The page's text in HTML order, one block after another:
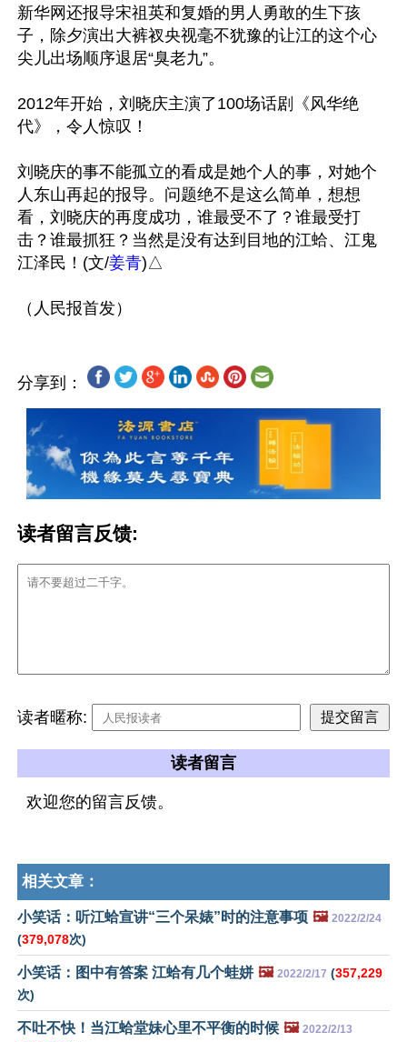
新华网还报导宋祖英和复婚的男人勇敢的生下孩
子，除夕演出大裤衩央视毫不犹豫的让江的这个心
尖儿出场顺序退居“臭老九”。
2012年开始，刘晓庆主演了100场话剧《风华绝
代》，令人惊叹！
刘晓庆的事不能孤立的看成是她个人的事，对她个
人东山再起的报导。问题绝不是这么简单，想想
看，刘晓庆的再度成功，谁最受不了？谁最受打
击？谁最抓狂？当然是没有达到目地的江蛤、江鬼
江泽民！(文/姜青)△
分享到：
读者留言反馈:
读者暱称:
读者留言
欢迎您的留言反馈。
相关文章：
小笑话：听江蛤宣讲“三个呆婊”时的注意事项 🖼️ 2022/2/24
(379,078次)
小笑话：图中有答案 江蛤有几个蛙姘 🖼️ 2022/2/17 (357,229
次)
不吐不快！当江蛤堂妹心里不平衡的时候 🖼️ 2022/2/13